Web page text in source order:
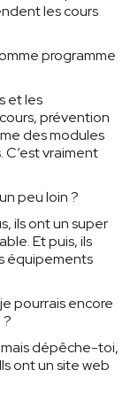
les cours
programme
et les
prévention
des modules
vraiment
peu loin ?
ils ont un super
Et puis, ils
équipements
pourrais encore
?
dépêche-toi,
ont un site web